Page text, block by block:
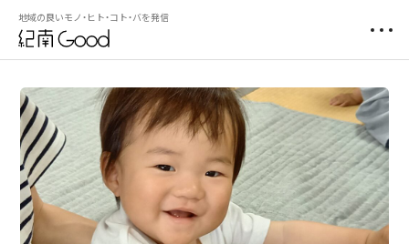
地域の良いモノ・ヒト・コト・バを発信